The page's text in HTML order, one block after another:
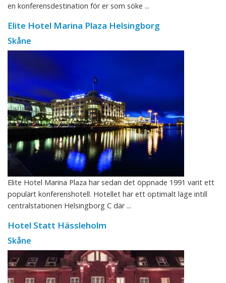
en konferensdestination för er som söke ...
Elite Hotel Marina Plaza Helsingborg
Skåne
Elite Hotel Marina Plaza har sedan det öppnade 1991 varit ett
populärt konferenshotell. Hotellet har ett optimalt läge intill
centralstationen Helsingborg C där ...
Hotel Statt Hässleholm
Skåne